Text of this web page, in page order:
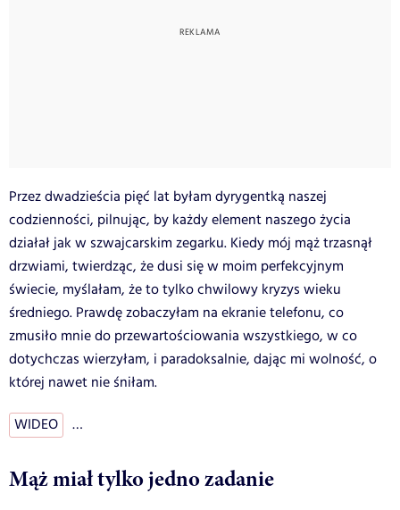
Przez dwadzieścia pięć lat byłam dyrygentką naszej
codzienności, pilnując, by każdy element naszego życia
działał jak w szwajcarskim zegarku. Kiedy mój mąż trzasnął
drzwiami, twierdząc, że dusi się w moim perfekcyjnym
świecie, myślałam, że to tylko chwilowy kryzys wieku
średniego. Prawdę zobaczyłam na ekranie telefonu, co
zmusiło mnie do przewartościowania wszystkiego, w co
dotychczas wierzyłam, i paradoksalnie, dając mi wolność, o
której nawet nie śniłam.
WIDEO …
Mąż miał tylko jedno zadanie